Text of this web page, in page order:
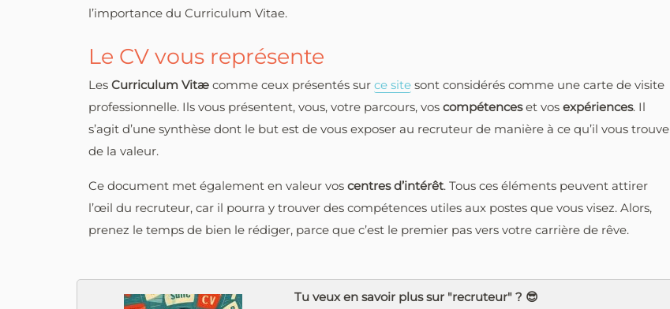
l’importance du Curriculum Vitae.
Le CV vous représente
Les Curriculum Vitæ comme ceux présentés sur ce site sont considérés comme une carte de visite
professionnelle. Ils vous présentent, vous, votre parcours, vos compétenceset vos expériences. Il
s’agit d’une synthèse dont le but est de vous exposer au recruteur de manière à ce qu’il vous trouve
de la valeur.
Ce document met également en valeur vos centres d’intérêt. Tous ces éléments peuvent attirer
l’œil du recruteur, car il pourra y trouver des compétences utiles aux postes que vous visez. Alors,
prenez le temps de bien le rédiger, parce que c’est le premier pas vers votre carrière de rêve.
Tu veux en savoir plus sur "recruteur" ? 😎